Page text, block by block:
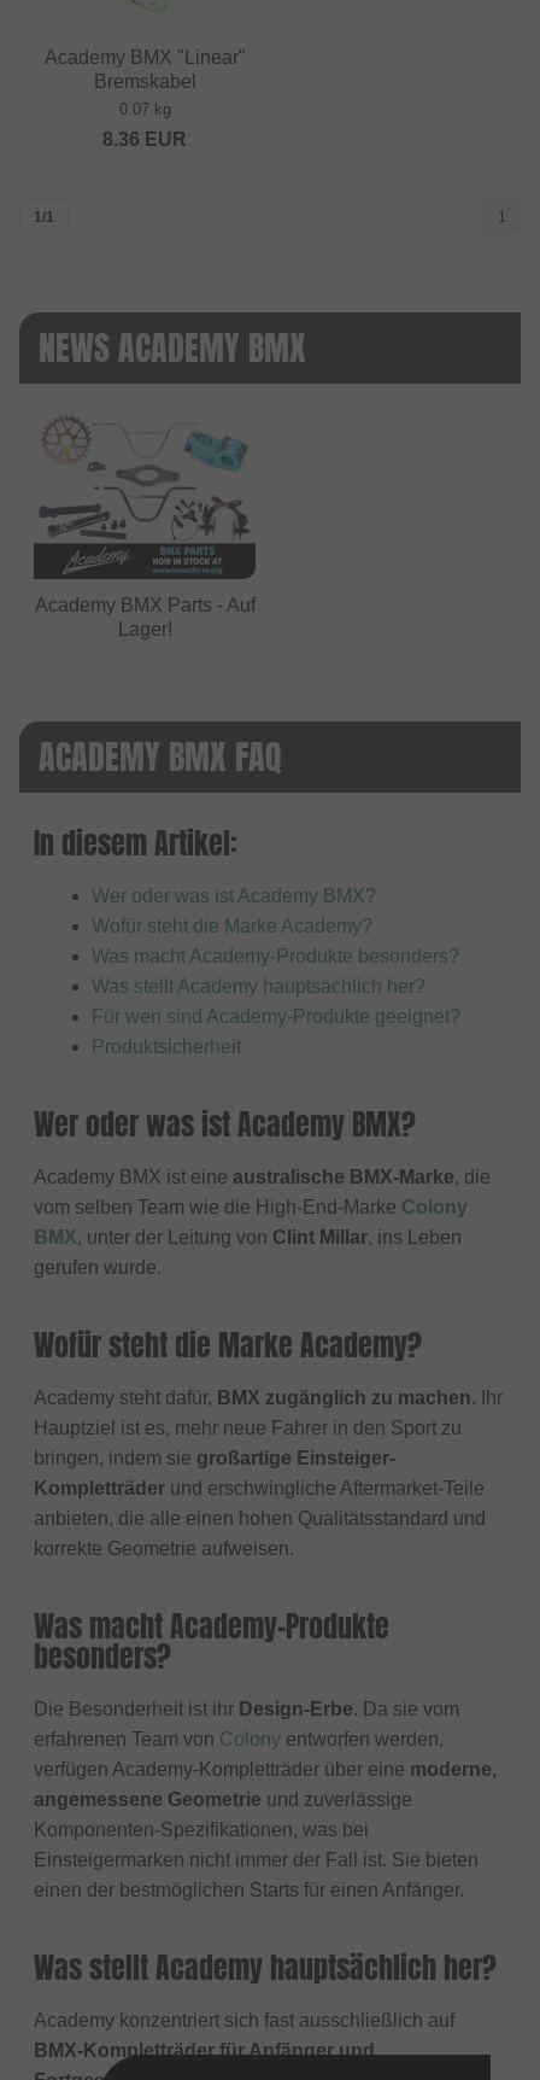
Academy BMX "Linear"
Bremskabel
0.07 kg
8.36 EUR
1/1 1
NEWS ACADEMY BMX
Academy BMX Parts - Auf
Lager!
ACADEMY BMX FAQ
In diesem Artikel:
Wer oder was ist Academy BMX?
Wofür steht die Marke Academy?
Was macht Academy-Produkte besonders?
Was stellt Academy hauptsächlich her?
Für wen sind Academy-Produkte geeignet?
Produktsicherheit
Wer oder was ist Academy BMX?
Academy BMX ist eine australische BMX-Marke, die
vom selben Team wie die High-End-Marke Colony
BMX, unter der Leitung von Clint Millar, ins Leben
gerufen wurde.
Wofür steht die Marke Academy?
Academy steht dafür, BMX zugänglich zu machen. Ihr
Hauptziel ist es, mehr neue Fahrer in den Sport zu
bringen, indem sie großartige Einsteiger-
Kompletträder und erschwingliche Aftermarket-Teile
anbieten, die alle einen hohen Qualitätsstandard und
korrekte Geometrie aufweisen.
Was macht Academy-Produkte
besonders?
Die Besonderheit ist ihr Design-Erbe. Da sie vom
erfahrenen Team von Colony entworfen werden,
verfügen Academy-Kompletträder über eine moderne,
angemessene Geometrie und zuverlässige
Komponenten-Spezifikationen, was bei
Einsteigermarken nicht immer der Fall ist. Sie bieten
einen der bestmöglichen Starts für einen Anfänger.
Was stellt Academy hauptsächlich her?
Academy konzentriert sich fast ausschließlich auf
BMX-Kompletträder für Anfänger und